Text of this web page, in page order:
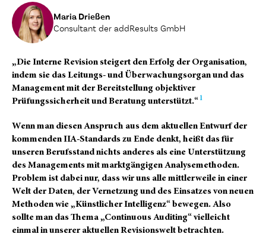
Maria Drießen
Consultant der addResults GmbH
„Die Interne Revision steigert den Erfolg der Organisation,
indem sie das Leitungs- und Überwachungsorgan und das
Management mit der Bereitstellung objektiver
Prüfungssicherheit und Beratung unterstützt.“1
Wenn man diesen Anspruch aus dem aktuellen Entwurf der
kommenden IIA-Standards zu Ende denkt, heißt das für
unseren Berufsstand nichts anderes als eine Unterstützung
des Managements mit marktgängigen Analysemethoden.
Problem ist dabei nur, dass wir uns alle mittlerweile in einer
Welt der Daten, der Vernetzung und des Einsatzes von neuen
Methoden wie „Künstlicher Intelligenz“ bewegen. Also
sollte man das Thema „Continuous Auditing“ vielleicht
einmal in unserer aktuellen Revisionswelt betrachten.